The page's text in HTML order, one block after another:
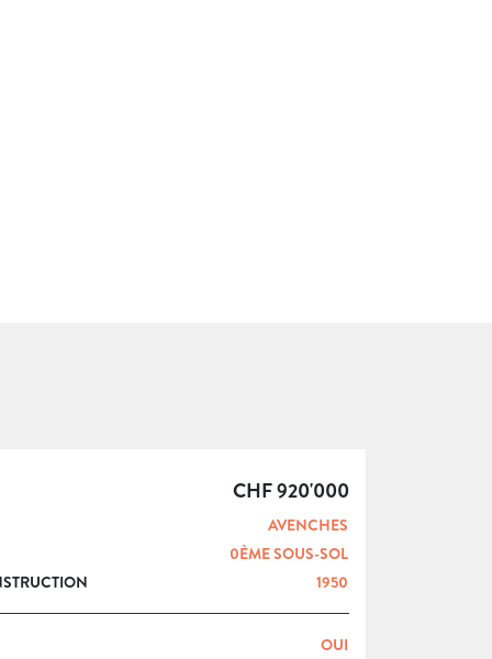
CHF 920'000
AVENCHES
0ÈME SOUS-SOL
1950
OUI